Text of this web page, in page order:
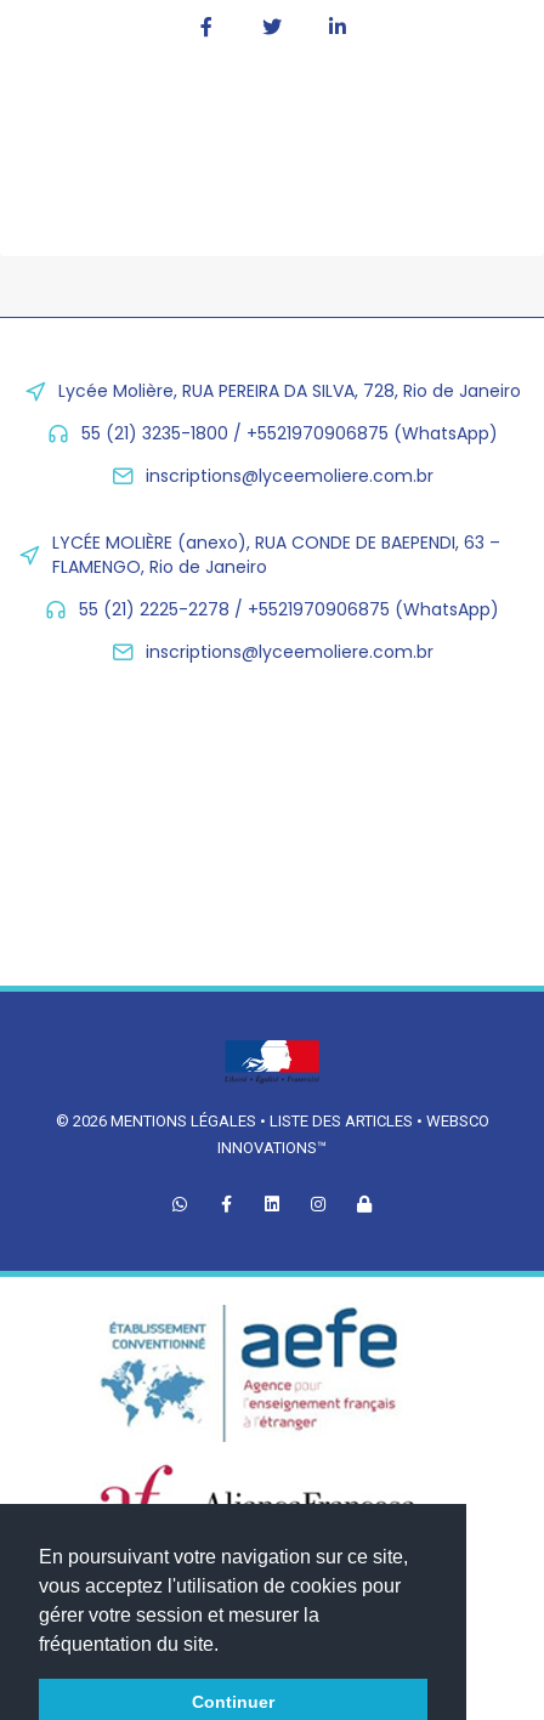
En poursuivant votre navigation sur ce site,
vous acceptez l'utilisation de cookies pour
gérer votre session et mesurer la
fréquentation du site.
Continuer
Lycée Molière, RUA PEREIRA DA SILVA, 728, Rio de Janeiro
55 (21) 3235-1800 / +5521970906875 (WhatsApp)
inscriptions@lyceemoliere.com.br
LYCÉE MOLIÈRE (anexo), RUA CONDE DE BAEPENDI, 63 –
FLAMENGO, Rio de Janeiro
55 (21) 2225-2278 / +5521970906875 (WhatsApp)
inscriptions@lyceemoliere.com.br
© 2026 MENTIONS LÉGALES • LISTE DES ARTICLES • WEBSCO
INNOVATIONS™